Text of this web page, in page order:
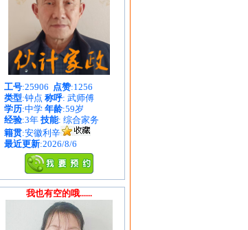
工号:25906 点赞:1256
类型:钟点 称呼: 武师傅
学历:中学 年龄:59岁
经验:3年 技能: 综合家务
籍贯:安徽利辛
最近更新:2026/8/6
我也有空的哦......